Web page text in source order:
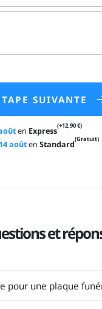
SUIVANTE
en Express(+12,90 €)
aoûtenStandard(Gratuit)
et
pour une plaque